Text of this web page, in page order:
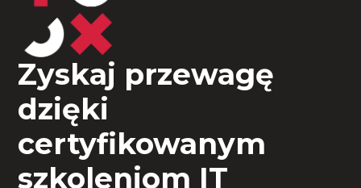
Zyskaj przewagę
dzięki
certyfikowanym
szkoleniom IT